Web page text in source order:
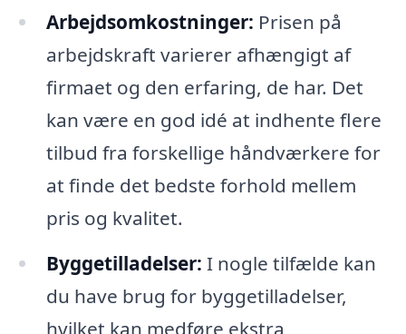
Arbejdsomkostninger: Prisen på
arbejdskraft varierer afhængigt af
firmaet og den erfaring, de har. Det
kan være en god idé at indhente flere
tilbud fra forskellige håndværkere for
at finde det bedste forhold mellem
pris og kvalitet.
Byggetilladelser: I nogle tilfælde kan
du have brug for byggetilladelser,
hvilket kan medføre ekstra